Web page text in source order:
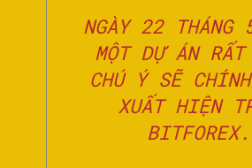
NGÀY 22
MỘT DỰ ÁN RẤT
CHÚ Ý SẼ
XUẤT HIỆN
BITFOREX.